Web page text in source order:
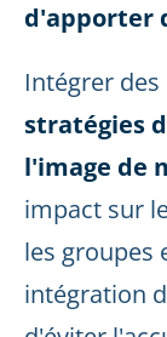
d'apporter
Intégrer des
stratégies
l'image de
impact sur
les groupes
intégration